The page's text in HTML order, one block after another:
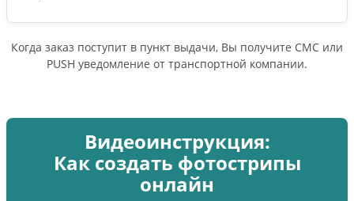
Когда заказ поступит в пункт выдачи, Вы получите СМС или
PUSH уведомление от транспортной компании.
Видеоинструкция:
Как создать фотострипы
онлайн